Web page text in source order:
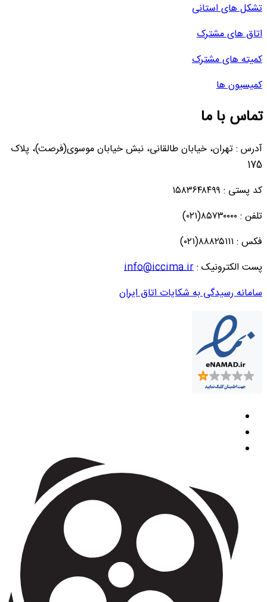
تشکل های استانی
اتاق های مشترک
کمیته های مشترک
کمیسیون ها
تماس با ما
آدرس : تهران، خیابان طالقانی، نبش خیابان موسوی(فرصت)، پلاک
175
کد پستی : ۱۵۸۳۶۴۸۴۹۹
تلفن : ۸۵۷۳۰۰۰۰(۰۲۱)
فکس : ۸۸۸۲۵۱۱۱(۰۲۱)
پست الکترونیک :info@iccima.ir
سامانه رسیدگی به شکایات اتاق ایران